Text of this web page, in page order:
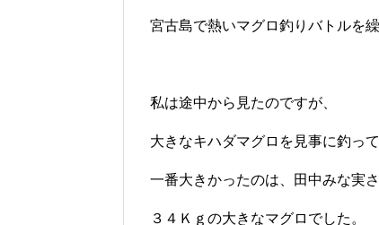
宮古島で熱いマグロ釣りバトルを
私は途中から見たのですが、
大きなキハダマグロを見事に釣っ
一番大きかったのは、田中みな実
３４Ｋｇの大きなマグロでした。